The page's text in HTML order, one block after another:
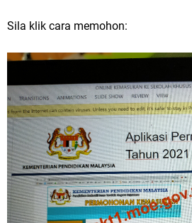
Sila klik cara memohon: